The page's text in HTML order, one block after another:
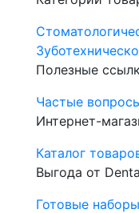
Полезные
Частые
Интернет-
Каталог
Выгода от
Готовые наборы